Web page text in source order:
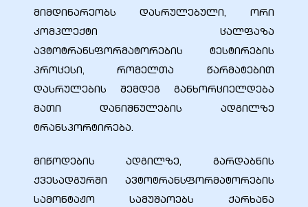
მიმდინარეობს დასრულებული, ორი
კომპლექტი ცალფაზა
ავტოტრანსფორმატორების ტესტირების
პროცესი, რომელთა წარმატებით
დასრულების შემდეგ განხორციელდება
მათი დანიშნულების ადგილზე
ტრანსპორტირება.
მიწოდების ადგილზე, გარდაბნის
ქვესადგურში ავტოტრანსფორმატორების
სამონტაჟო სამუშაოებს ქარხანა